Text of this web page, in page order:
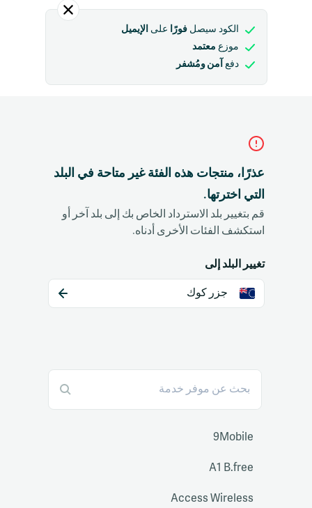
الكود سيصلفورًا علىالإيميل
موزع معتمد
دفعآمن ومُشفر
عذرًا، منتجات هذه الفئة غير متاحة في البلد
التي اخترتها.
قم بتغيير بلد الاسترداد الخاص بك إلى بلد آخر أو
استكشف الفئات الأخرى أدناه.
تغيير البلد إلى
جزر كوك
9Mobile
A1 B.free
Access Wireless